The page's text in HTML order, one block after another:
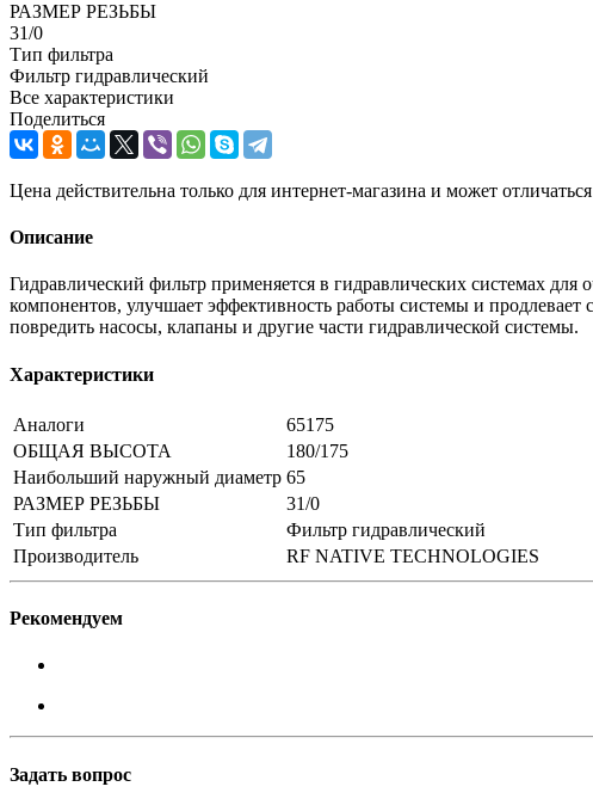
РАЗМЕР РЕЗЬБЫ
31/0
Тип фильтра
Фильтр гидравлический
Все характеристики
Поделиться
Цена действительна только для интернет-магазина и может
Описание
Гидравлический фильтр применяется в гидравлических системах
компонентов, улучшает эффективность работы системы и
повредить насосы, клапаны и другие части гидравлической системы.
Характеристики
Аналоги
65175
ОБЩАЯ ВЫСОТА
180/175
Наибольший наружный диаметр 65
РАЗМЕР РЕЗЬБЫ
31/0
Тип фильтра
Фильтр гидравлический
Производитель
RF NATIVE TECHNOLOGIES
Рекомендуем
Задать вопрос